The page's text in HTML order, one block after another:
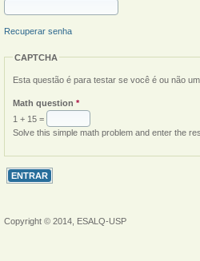
Recuperar senha
CAPTCHA
Esta questão é para testar se você é ou não
Math question *
1 + 15 =
Solve this simple math problem and enter the
Copyright © 2014, ESALQ-USP